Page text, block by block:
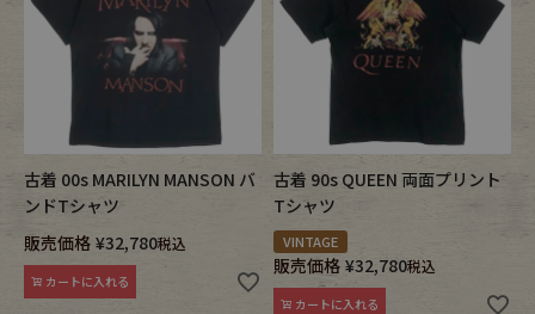
古着 00s MARILYN MANSON バ
ンドTシャツ
販売価格 ¥32,780税込
カートに入れる
古着 90s QUEEN 両面プリント
Tシャツ
VINTAGE
販売価格 ¥32,780税込
カートに入れる